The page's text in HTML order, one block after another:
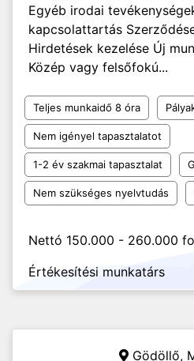
Egyéb irodai
kapcsolattartás
Hirdetések kezelése Új
Közép vagy felsőfokú...
Teljes munkaidő 8 óra
Nem igényel tapasztalatot
1-2 év szakmai tapasztalat
Nem szükséges nyelvtudás
Nettó 150.000 - 260.000
Értékesítési munkatárs
Gödöllő,